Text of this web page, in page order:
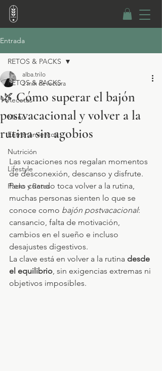
Entrada
RETOS & PACKS
Recetas
Menú
Entrenamientos
Nutrición
Lifestyle
Packs y Retos
RETOS & PACKS
🌿 Cómo superar el bajón
postvacacional y volver a la
rutina sin agobios
alba.trilo
2 min de lectura
Las vacaciones nos regalan momentos
de desconexión, descanso y disfrute.
Pero cuando toca volver a la rutina,
muchas personas sienten lo que se
conoce como bajón postvacacional:
cansancio, falta de motivación,
cambios en el sueño e incluso
desajustes digestivos.
La clave está en volver a la rutina desde
el equilibrio , sin exigencias extremas ni
objetivos imposibles.